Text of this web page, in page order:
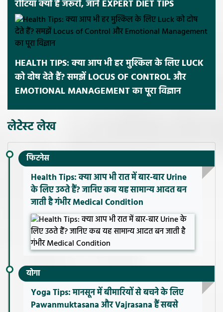
रोटियां क्यों हैं जरूरी, जानें EXPERT DIET TIPS
HEALTH TIPS: क्या आप भी हर मुश्किल के लिए LUCK
को दोष देते हैं? समझें LOCUS OF CONTROL और
EMOTIONAL MANAGEMENT का पूरा विज्ञान
लेटेस्ट लेख
फिटनेस
Health Tips: क्या आप भी रात में बार-बार Urine
के लिए उठते हैं? जानिए कब यह सामान्य आदत बन
जाती है गंभीर Medical Condition
योगा
Yoga Tips: मानसून में बीमारियों से बचने के लिए
Pawanmuktasana और Vajrasana हैं सबसे